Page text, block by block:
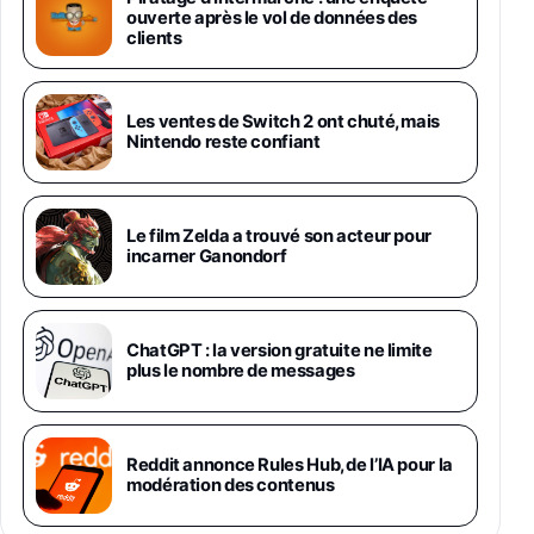
Chargeur Secteur Rapide 25W Inclus,
Smartphone déverrouillé, Noir, Version FR
1019€
Galaxy S26 Ultra 512 Go Bleu
1019€1399€ Fnac (Vendeur Tiers)
Galaxy S26 Ultra 256 Go Violet
892€1199€Fnac (Vendeur Tiers)
Philips SHK2000BL - Casque Enfant - Bleu &
Répartiteur Audio 5 Casques, Blanc
24,94€29,96€Fnac (Vendeur Tiers)
Bande Gigabit (Serveur et Client VPN, Triple
Vlan, Mode Point d'accès et Bridge, contrôle
Parental, Qos)
39,72€50,42€Amazon
ouverte après le vol de données des
clients
Les ventes de Switch 2 ont chuté, mais
Nintendo reste confiant
Le film Zelda a trouvé son acteur pour
incarner Ganondorf
ChatGPT : la version gratuite ne limite
plus le nombre de messages
Reddit annonce Rules Hub, de l’IA pour la
modération des contenus